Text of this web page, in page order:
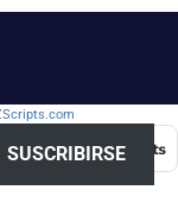
SUSCRIBIRSE